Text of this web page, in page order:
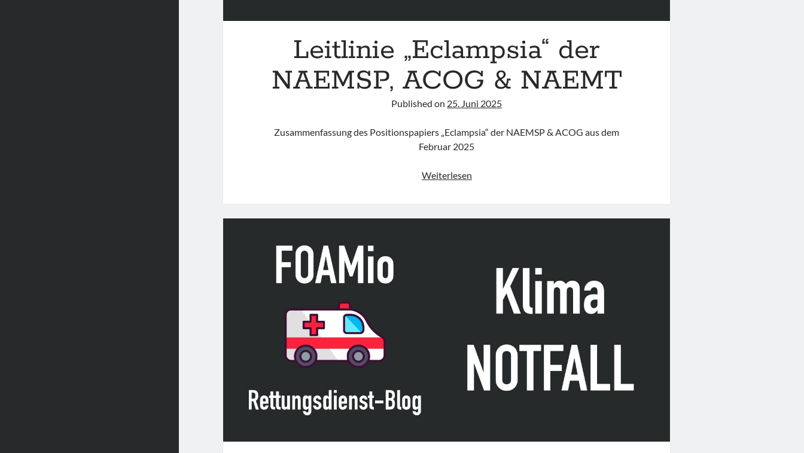
Leitlinie „Eclampsia“ der
NAEMSP, ACOG & NAEMT
Published on 25. Juni 2025
Zusammenfassung des Positionspapiers „Eclampsia“ der NAEMSP & ACOG aus dem
Februar 2025
WeiterlesenLeitlinie
NAEMSP,